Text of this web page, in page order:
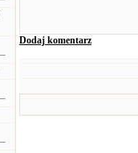
Dodaj komentarz